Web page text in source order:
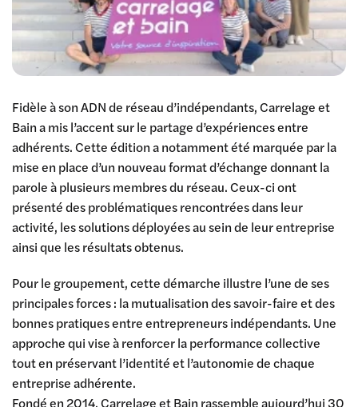
Fidèle à son ADN de réseau d’indépendants, Carrelage et
Bain a mis l’accent sur le partage d’expériences entre
adhérents. Cette édition a notamment été marquée par la
mise en place d’un nouveau format d’échange donnant la
parole à plusieurs membres du réseau. Ceux-ci ont
présenté des problématiques rencontrées dans leur
activité, les solutions déployées au sein de leur entreprise
ainsi que les résultats obtenus.
Pour le groupement, cette démarche illustre l’une de ses
principales forces : la mutualisation des savoir-faire et des
bonnes pratiques entre entrepreneurs indépendants. Une
approche qui vise à renforcer la performance collective
tout en préservant l’identité et l’autonomie de chaque
entreprise adhérente.
Fondé en 2014, Carrelage et Bain rassemble aujourd’hui 30